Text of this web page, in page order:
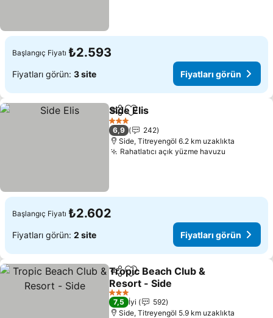
Başlangıç Fiyatı ₺2.593
Fiyatları görün: 3 site Fiyatları görün
PaylaşFavorilerime ekle
Side Elis
3 Yıldız
6,9
242
Side, Titreyengöl 6.2 km uzaklıkta
Rahatlatıcı açık yüzme havuzu
Başlangıç Fiyatı ₺2.602
Fiyatları görün: 2 site Fiyatları görün
PaylaşFavorilerime ekle
Tropic Beach Club &
Resort - Side
3 Yıldız
7,5 İyi
592
Side, Titreyengöl 5.9 km uzaklıkta